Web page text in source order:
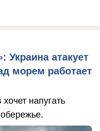
Украина атакует
морем работает
напугать